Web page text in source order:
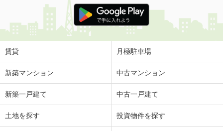
賃貸 月極駐車場
新築マンション 中古マンション
新築一戸建て 中古一戸建て
土地を探す 投資物件を探す